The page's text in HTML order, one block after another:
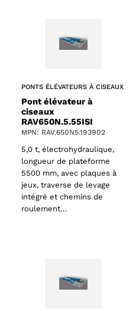
PONTS ÉLÉVATEURS À CISEAUX
Pont élévateur à
ciseaux
RAV650N.5.55ISI
MPN: RAV.650N5.193902
5,0 t, électrohydraulique,
longueur de plateforme
5500 mm, avec plaques à
jeux, traverse de levage
intégré et chemins de
roulement…